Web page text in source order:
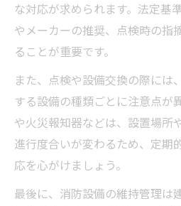
な対応が求められます。法定基
やメーカーの推奨、点検時の指
ることが重要です。
また、点検や設備交換の際には
する設備の種類ごとに注意点が
や火災報知器などは、設置場所
進行度合いが変わるため、定期
応を心がけましょう。
最後に、消防設備の維持管理は